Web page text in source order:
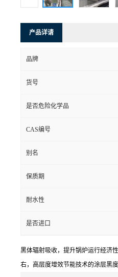
产品详请
品牌
货号
是否危险化学品
CAS编号
别名
保质期
耐水性
是否进口
黑体辐射吸收，提升锅炉运行经济
右，高层度增效节能技术的涂层黑